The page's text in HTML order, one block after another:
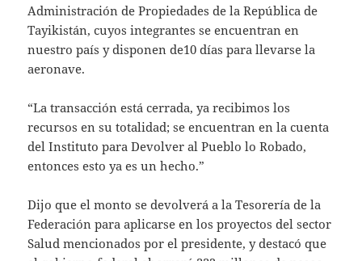
Administración de Propiedades de la República de
Tayikistán, cuyos integrantes se encuentran en
nuestro país y disponen de10 días para llevarse la
aeronave.
“La transacción está cerrada, ya recibimos los
recursos en su totalidad; se encuentran en la cuenta
del Instituto para Devolver al Pueblo lo Robado,
entonces esto ya es un hecho.”
Dijo que el monto se devolverá a la Tesorería de la
Federación para aplicarse en los proyectos del sector
Salud mencionados por el presidente, y destacó que